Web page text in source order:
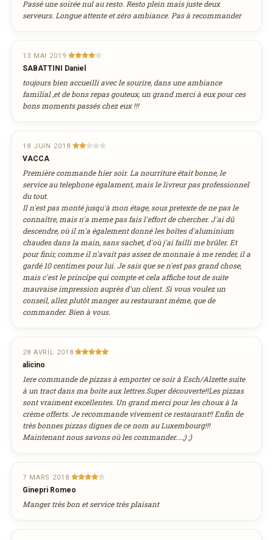
Passé une soirée nul au resto. Resto plein mais juste deux
serveurs. Longue attente et zéro ambiance. Pas à recommander
13 MAI 2019
SABATTINI Daniel
toujours bien accueilli avec le sourire, dans une ambiance
familial ,et de bons repas gouteux, un grand merci à eux pour ces
bons moments passés chez eux !!!
18 JUIN 2018
VACCA
Première commande hier soir. La nourriture était bonne, le
service au telephone égalament, mais le livreur pas professionnel
du tout.
Il n'est pas monté jusqu'à mon étage, sous pretexte de ne pas le
connaître, mais n'a meme pas fais l'effort de chercher. J'ai dû
descendre, où il m'a également donné les boîtes d'aluminium
chaudes dans la main, sans sachet, d'où j'ai failli me brûler. Et
pour finir, comme il n'avait pas assez de monnaie à me render, il a
gardé 10 centimes pour lui. Je sais que se n'est pas grand chose,
mais c'est le principe qui compte et cela affiche tout de suite
mauvaise impression auprès d'un client. Si vous voulez un
conseil, allez plutôt manger au restaurant même, que de
commander. Bien à vous.
28 AVRIL 2018
alicino
1ere commande de pizzas à emporter ce soir à Esch/Alzette suite
à un tract dans ma boite aux lettres.Super découverte!!Les pizzas
sont vraiment excellentes. Un grand merci pour les choux à la
crème offerts. Je recommande vivement ce restaurant!! Enfin de
très bonnes pizzas dignes de ce nom au Luxembourg!!!
Maintenant nous savons où les commander....;) ;)
7 MARS 2018
Ginepri Romeo
Manger très bon et service très plaisant